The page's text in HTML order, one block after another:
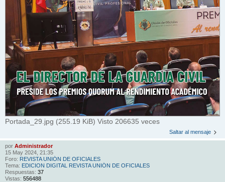
Portada_29.jpg (255.19 KiB) Visto 206635 veces
Saltar al mensaje
por Administrador
15 May 2024, 21:35
Foro: REVISTA UNIÓN DE OFICIALES
Tema: EDICION DIGITAL REVISTA UNIÓN DE OFICIALES
Respuestas: 37
Vistas: 556488